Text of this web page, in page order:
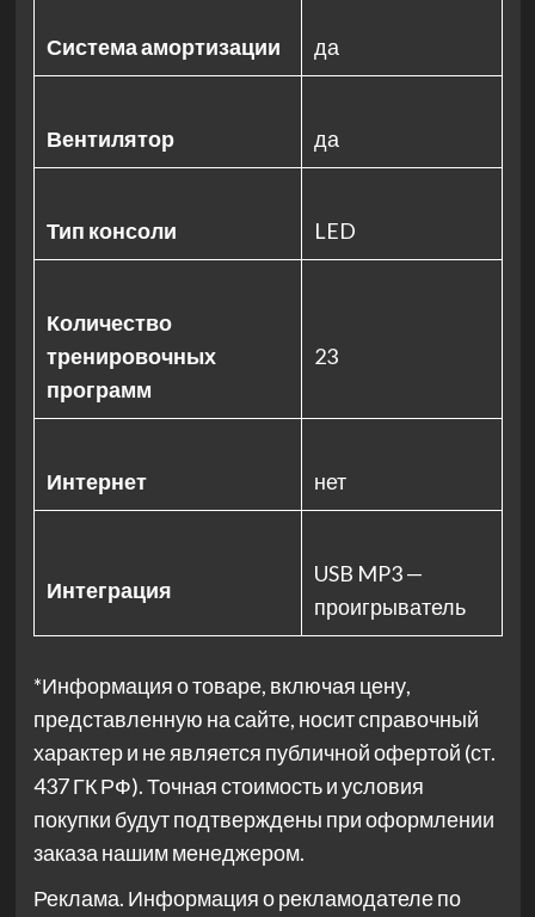
Система амортизации да
Вентилятор да
Тип консоли LED
Количество
тренировочных
программ
23
Интернет нет
Интеграция
USB MP3 —
проигрыватель
*Информация о товаре, включая цену,
представленную на сайте, носит справочный
характер и не является публичной офертой (ст.
437 ГК РФ). Точная стоимость и условия
покупки будут подтверждены при оформлении
заказа нашим менеджером.
Реклама. Информация о рекламодателе по